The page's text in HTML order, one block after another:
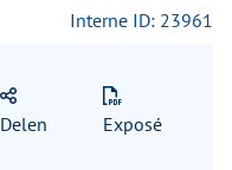
Interne ID: 23961
Delen Exposé